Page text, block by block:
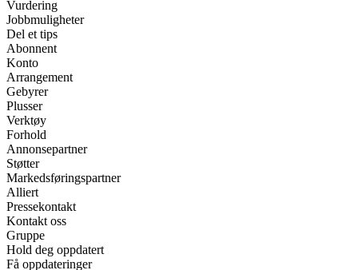
Vurdering
Jobbmuligheter
Del et tips
Abonnent
Konto
Arrangement
Gebyrer
Plusser
Verktøy
Forhold
Annonsepartner
Støtter
Markedsføringspartner
Alliert
Pressekontakt
Kontakt oss
Gruppe
Hold deg oppdatert
Få oppdateringer